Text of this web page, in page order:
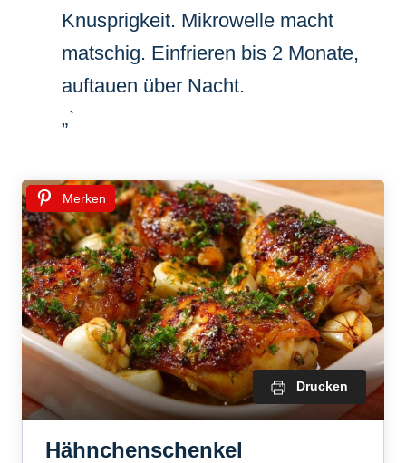
Knusprigkeit. Mikrowelle macht
matschig. Einfrieren bis 2 Monate,
auftauen über Nacht.
„`
Merken
Drucken
Hähnchenschenkel